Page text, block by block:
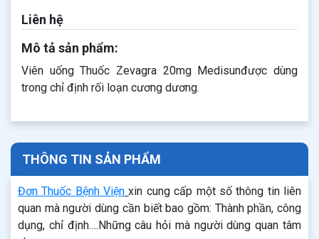
Liên hệ
Mô tả sản phẩm:
Viên uống Thuốc Zevagra 20mg Medisunđược dùng
trong chỉ định rối loạn cương dương.
THÔNG TIN SẢN PHẨM
Đơn Thuốc Bệnh Viện xin cung cấp một số thông tin liên
quan mà người dùng cần biết bao gồm: Thành phần, công
dụng, chỉ định….Những câu hỏi mà người dùng quan tâm